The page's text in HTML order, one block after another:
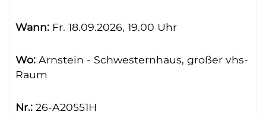
Wann: Fr. 18.09.2026, 19.00 Uhr
Wo: Arnstein - Schwesternhaus, großer vhs-
Raum
Nr.: 26-A20551H